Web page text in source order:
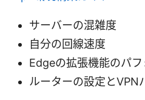
サーバーの混雑度
自分の回線速度
Edgeの拡張機能のパ
ルーターの設定とVPN